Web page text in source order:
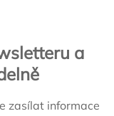
a
zasílat informace